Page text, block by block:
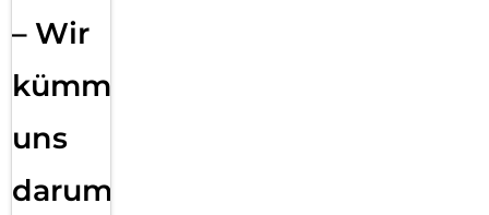
– Wir
kümmern
uns
darum!